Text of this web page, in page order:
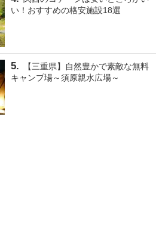
い！おすすめの格安施設18選
【三重県】自然豊かで素敵な無料
キャンプ場～須原親水広場～